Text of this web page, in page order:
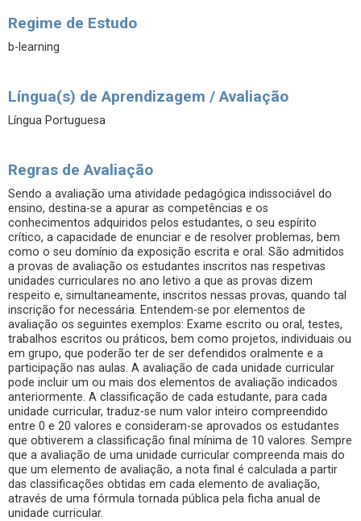
Regime de Estudo
b-learning
Língua(s) de Aprendizagem / Avaliação
Língua Portuguesa
Regras de Avaliação
Sendo a avaliação uma atividade pedagógica indissociável do
ensino, destina-se a apurar as competências e os
conhecimentos adquiridos pelos estudantes, o seu espírito
crítico, a capacidade de enunciar e de resolver problemas, bem
como o seu domínio da exposição escrita e oral. São admitidos
a provas de avaliação os estudantes inscritos nas respetivas
unidades curriculares no ano letivo a que as provas dizem
respeito e, simultaneamente, inscritos nessas provas, quando tal
inscrição for necessária. Entendem-se por elementos de
avaliação os seguintes exemplos: Exame escrito ou oral, testes,
trabalhos escritos ou práticos, bem como projetos, individuais ou
em grupo, que poderão ter de ser defendidos oralmente e a
participação nas aulas. A avaliação de cada unidade curricular
pode incluir um ou mais dos elementos de avaliação indicados
anteriormente. A classificação de cada estudante, para cada
unidade curricular, traduz-se num valor inteiro compreendido
entre 0 e 20 valores e consideram-se aprovados os estudantes
que obtiverem a classificação final mínima de 10 valores. Sempre
que a avaliação de uma unidade curricular compreenda mais do
que um elemento de avaliação, a nota final é calculada a partir
das classificações obtidas em cada elemento de avaliação,
através de uma fórmula tornada pública pela ficha anual de
unidade curricular.